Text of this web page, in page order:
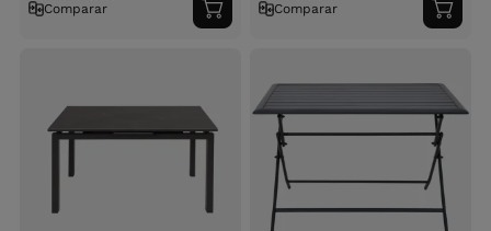
Comparar
Adicionar
ao
Comparar
ao